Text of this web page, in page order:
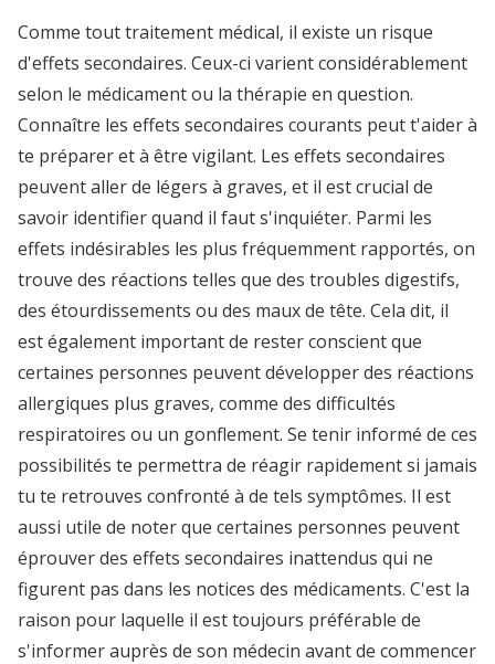
Comme tout traitement médical, il existe un risque
d'effets secondaires. Ceux-ci varient considérablement
selon le médicament ou la thérapie en question.
Connaître les effets secondaires courants peut t'aider à
te préparer et à être vigilant. Les effets secondaires
peuvent aller de légers à graves, et il est crucial de
savoir identifier quand il faut s'inquiéter. Parmi les
effets indésirables les plus fréquemment rapportés, on
trouve des réactions telles que des troubles digestifs,
des étourdissements ou des maux de tête. Cela dit, il
est également important de rester conscient que
certaines personnes peuvent développer des réactions
allergiques plus graves, comme des difficultés
respiratoires ou un gonflement. Se tenir informé de ces
possibilités te permettra de réagir rapidement si jamais
tu te retrouves confronté à de tels symptômes. Il est
aussi utile de noter que certaines personnes peuvent
éprouver des effets secondaires inattendus qui ne
figurent pas dans les notices des médicaments. C'est la
raison pour laquelle il est toujours préférable de
s'informer auprès de son médecin avant de commencer